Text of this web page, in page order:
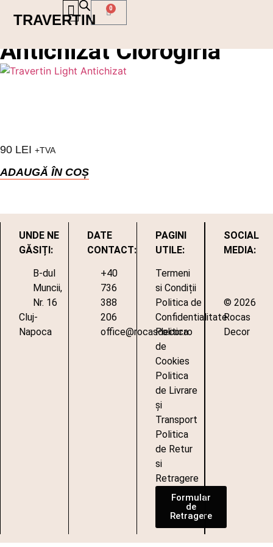
TRAVERTIN
0
Placi Travertin
Antichizat Ciorogirla
90 LEI +TVA
ADAUGĂ ÎN COȘ
UNDE NE
GĂSIȚI:
B-dul
Muncii,
Nr. 16
Cluj-
Napoca
DATE
CONTACT:
+40
736
388
206
office@rocasdecor.ro
PAGINI
UTILE:
Termeni
si Condiții
Politica de
Confidentialitate
Politica
de
Cookies
Politica
de Livrare
și
Transport
Politica
de Retur
si
Retragere
Formular
de
Retragere
SOCIAL
MEDIA:
© 2026
Rocas
Decor